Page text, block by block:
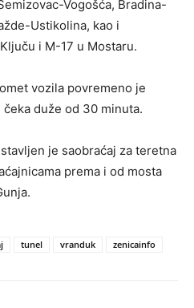
Vogošća, Bradina-
Ustikolina, kao i
i M-17 u Mostaru.
vozila povremeno je
duže od 30 minuta.
je saobraćaj za teretna
prema i od mosta
tunel vranduk zenicainfo